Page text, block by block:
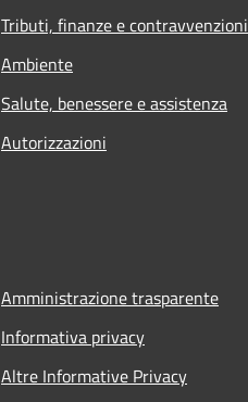
Tributi, finanze e contravvenzioni
Ambiente
Salute, benessere e assistenza
Autorizzazioni
Amministrazione trasparente
Informativa privacy
Altre Informative Privacy